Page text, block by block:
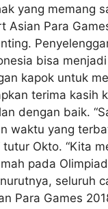
yang memang
Para
bisa
kapok untuk
terima
dengan baik.
waktu yang
Okto. “Kita
pada
seluruh
Para Games